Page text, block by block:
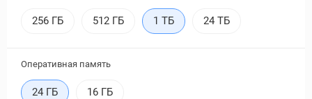
256 ГБ 512 ГБ 1 ТБ 24 ТБ
Оперативная память
24 ГБ 16 ГБ